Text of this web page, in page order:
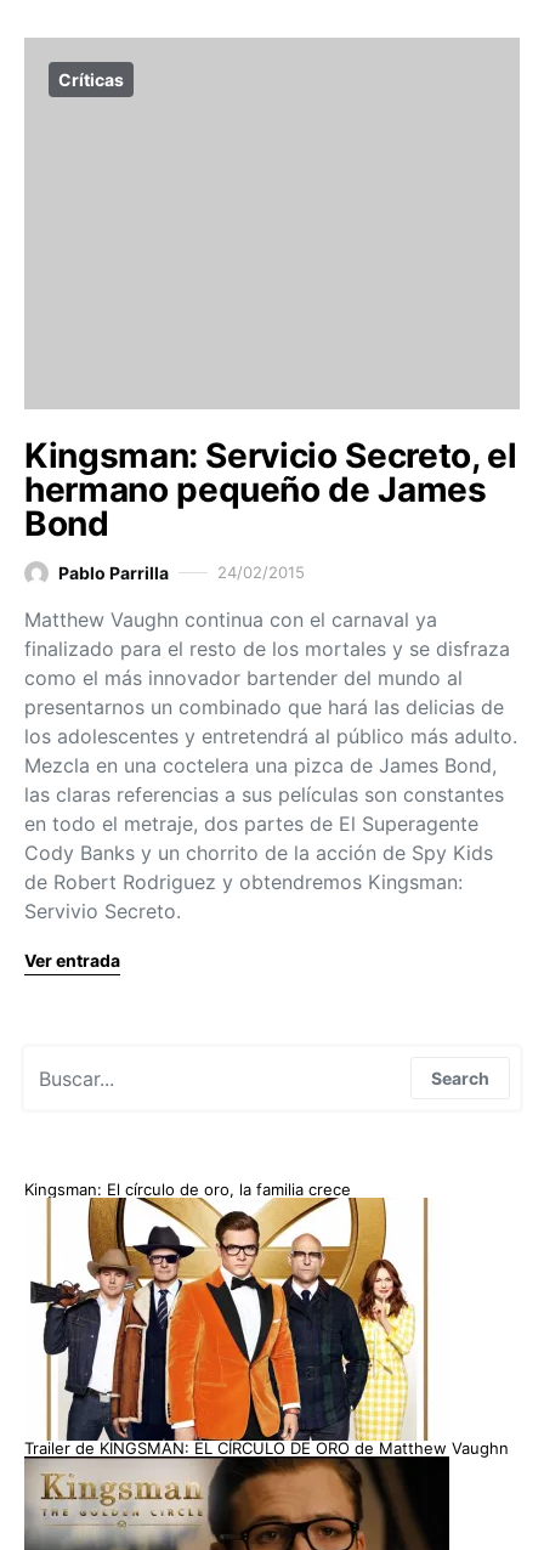
Críticas
Kingsman: Servicio Secreto, el
hermano pequeño de James
Bond
Pablo Parrilla 24/02/2015
Matthew Vaughn continua con el carnaval ya
finalizado para el resto de los mortales y se disfraza
como el más innovador bartender del mundo al
presentarnos un combinado que hará las delicias de
los adolescentes y entretendrá al público más adulto.
Mezcla en una coctelera una pizca de James Bond,
las claras referencias a sus películas son constantes
en todo el metraje, dos partes de El Superagente
Cody Banks y un chorrito de la acción de Spy Kids
de Robert Rodriguez y obtendremos Kingsman:
Servivio Secreto.
Ver entrada
Search
Kingsman: El círculo de oro, la familia crece
Trailer de KINGSMAN: EL CÍRCULO DE ORO de Matthew Vaughn